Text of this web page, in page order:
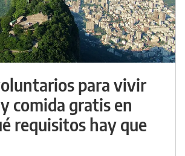
para vivir
comida gratis en
requisitos hay que